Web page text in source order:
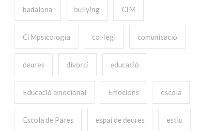
badalona bullying CIM
CIMpsicologia col·legi comunicació
deures divorci educació
Educació emocional Emocions escola
Escola de Pares espai de deures estiu